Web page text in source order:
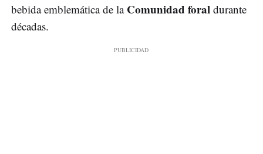
bebida emblemática de la Comunidad foral durante
décadas.